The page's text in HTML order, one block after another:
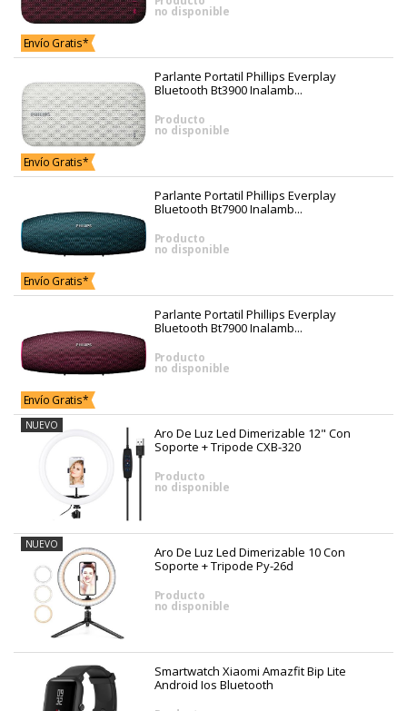
Envío Gratis*
no disponible
Envío Gratis*
Parlante Portatil Phillips Everplay
Bluetooth Bt3900 Inalamb...
Producto
no disponible
Envío Gratis*
Parlante Portatil Phillips Everplay
Bluetooth Bt7900 Inalamb...
Producto
no disponible
Envío Gratis*
Parlante Portatil Phillips Everplay
Bluetooth Bt7900 Inalamb...
Producto
no disponible
NUEVO
Aro De Luz Led Dimerizable 12" Con
Soporte + Tripode CXB-320
Producto
no disponible
NUEVO
Aro De Luz Led Dimerizable 10 Con
Soporte + Tripode Py-26d
Producto
no disponible
Smartwatch Xiaomi Amazfit Bip Lite
Android Ios Bluetooth